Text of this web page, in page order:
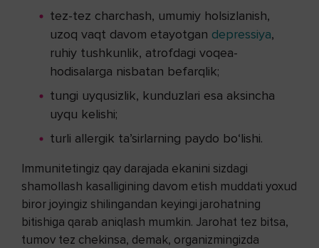
tez-tez charchash, umumiy holsizlanish,
uzoq vaqt davom etayotgan depressiya,
ruhiy tushkunlik, atrofdagi voqea-
hodisalarga nisbatan befarqlik;
tungi uyqusizlik, kunduzlari esa aksincha
uyqu kelishi;
turli allergik ta’sirlarning paydo bo‘lishi.
Immunitetingiz qay darajada ekanini sizdagi
shamollash kasalligining davom etish muddati yoxud
biror joyingiz shilingandan keyingi jarohatning
bitishiga qarab aniqlash mumkin. Jarohat tez bitsa,
tumov tez chekinsa, demak, organizmingizda